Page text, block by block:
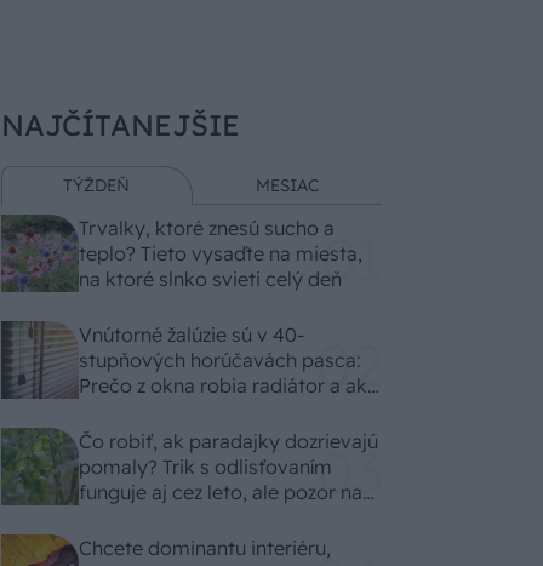
NAJČÍTANEJŠIE
TÝŽDEŇ MESIAC
Trvalky, ktoré znesú sucho a
teplo? Tieto vysaďte na miesta,
na ktoré slnko svieti celý deň
Vnútorné žalúzie sú v 40-
stupňových horúčavách pasca:
Prečo z okna robia radiátor a ako
Čo robiť, ak paradajky dozrievajú
pomaly? Trik s odlisťovaním
funguje aj cez leto, ale pozor na
Chcete dominantu interiéru,